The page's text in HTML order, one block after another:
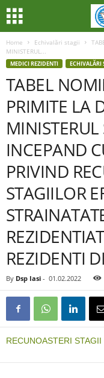
Home Echivalări stagii
MINISTERUL...
MEDICI REZIDENTI ECHIVALĂRI
TABEL
PRIMITE LA
INCEPAND
PRIVIND
STAGIILOR
REZIDENTI
By Dsp Iasi - 01.02.2022
RECUNOASTERI